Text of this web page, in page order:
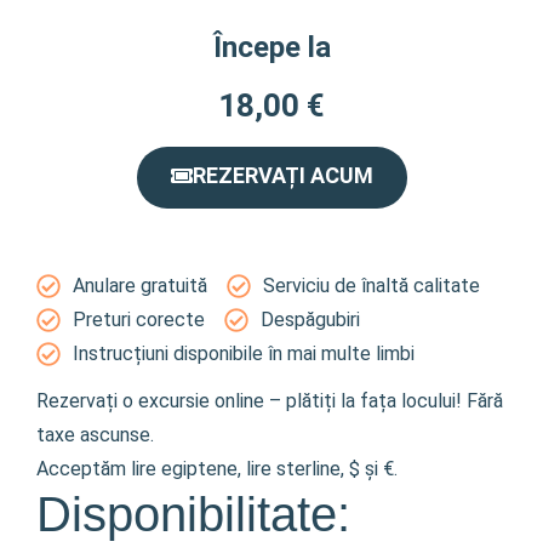
Începe la
18,00 €
REZERVAȚI ACUM
Anulare gratuită
Serviciu de înaltă calitate
Preturi corecte
Despăgubiri
Instrucțiuni disponibile în mai multe limbi
Rezervați o excursie online – plătiți la fața locului! Fără
taxe ascunse.
Acceptăm lire egiptene, lire sterline, $ și €.
Disponibilitate: